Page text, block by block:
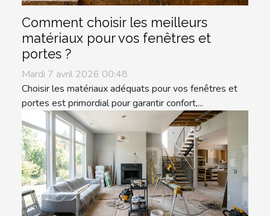
Comment choisir les meilleurs
matériaux pour vos fenêtres et
portes ?
Mardi 7 avril 2026 00:48
Choisir les matériaux adéquats pour vos fenêtres et
portes est primordial pour garantir confort,...